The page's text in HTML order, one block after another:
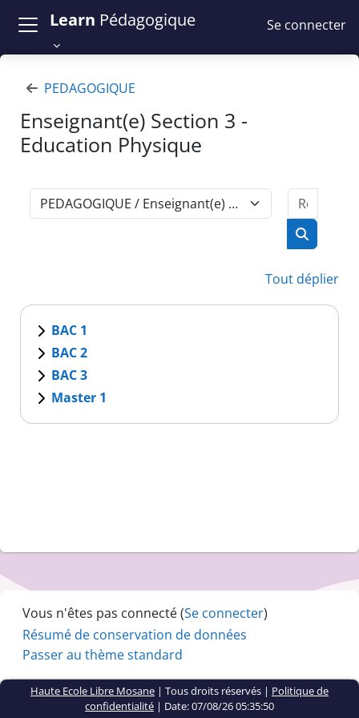
Learn Pédagogique Se connecter
PEDAGOGIQUE
Enseignant(e) Section 3 -
Education Physique
Catégories de cours
Tout déplier
BAC 1
BAC 2
BAC 3
Master 1
Vous n'êtes pas connecté (Se connecter)
Résumé de conservation de données
Passer au thème standard
Haute Ecole Libre Mosane | Tous droits réservés | Politique de
confidentialité | Date: 07/08/26 05:35:50